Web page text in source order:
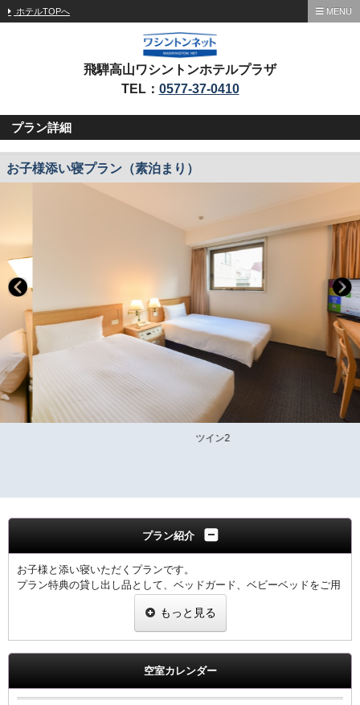
ホテルTOPへ MENU
飛騨高山ワシントンホテルプラザ
TEL： 0577-37-0410
プラン詳細
お子様添い寝プラン（素泊まり）
ツイン2
プラン紹介
お子様と添い寝いただくプランです。
プラン特典の貸し出し品として、ベッドガード、ベビーベッドをご用
荷物も少なくすみ、お子様と一緒に安心してご宿泊いただけます。
全室インターネット回線接続可能（Wi-Fi・有線LAN）
もっと見る
空室カレンダー